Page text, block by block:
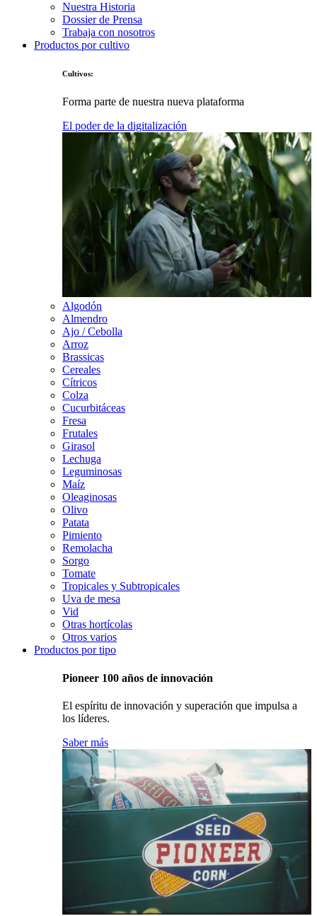
Nuestra Historia
Dossier de Prensa
Trabaja con nosotros
Productos por cultivo
Cultivos:
Forma parte de nuestra nueva plataforma
El poder de la digitalización
Algodón
Almendro
Ajo / Cebolla
Arroz
Brassicas
Cereales
Cítricos
Colza
Cucurbitáceas
Fresa
Frutales
Girasol
Lechuga
Leguminosas
Maíz
Oleaginosas
Olivo
Patata
Pimiento
Remolacha
Sorgo
Tomate
Tropicales y Subtropicales
Uva de mesa
Vid
Otras hortícolas
Otros varios
Productos por tipo
Pioneer 100 años de innovación
El espíritu de innovación y superación que impulsa a
los líderes.
Saber más